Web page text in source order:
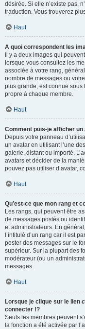
désirée. Si elle n’existe pas,
traduction. Vous trouverez
Haut
A quoi correspondent les
Il y a deux images qui
lorsque vous consultez les
associée à votre rang,
nombre de messages ou
plus grande, est connue sous
propre à chaque membre.
Haut
Comment puis-je afficher un
Depuis votre panneau
un avatar en utilisant l’une
galerie, distant ou importé.
avatars et décider de la
pouvez pas utiliser d’avatar,
Haut
Qu’est-ce que mon rang et
Les rangs, qui peuvent être
de messages postés ou
et administrateurs. En
l’intitulé d’un rang car il est
poster des messages sur le
supérieur. Sur la plupart des
modérateur (ou un
messages.
Haut
Lorsque je clique sur le lien
connecter !?
Seuls les membres peuvent
la fonction a été activée par